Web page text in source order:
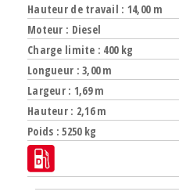
Hauteur de travail : 14,00 m
Moteur : Diesel
Charge limite : 400 kg
Longueur : 3,00 m
Largeur : 1,69 m
Hauteur : 2,16 m
Poids : 5250 kg